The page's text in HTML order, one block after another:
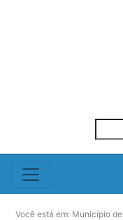
Você está em: Município